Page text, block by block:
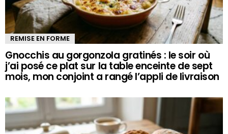
REMISE EN FORME
Gnocchis au gorgonzola gratinés : le soir où
j’ai posé ce plat sur la table enceinte de sept
mois, mon conjoint a rangé l’appli de livraison